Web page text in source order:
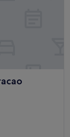
Airport